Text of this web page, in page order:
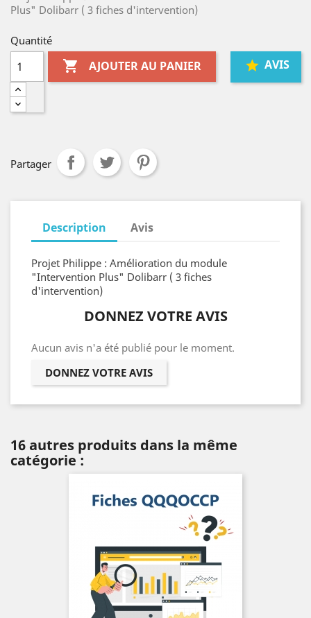
Plus" Dolibarr ( 3 fiches d'intervention)
Quantité
 AJOUTER AU PANIER AVIS
Partager
Description Avis
Projet Philippe : Amélioration du module
"Intervention Plus" Dolibarr ( 3 fiches
d'intervention)
DONNEZ VOTRE AVIS
Aucun avis n'a été publié pour le moment.
DONNEZ VOTRE AVIS
16 autres produits dans la même
catégorie :